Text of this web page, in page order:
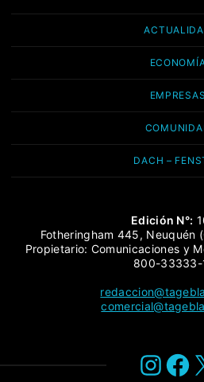
EMPRESAS
DACH –
Edición N°:
Fotheringham 445, Neuquén
Propietario: Comunicaciones y
800-33333-